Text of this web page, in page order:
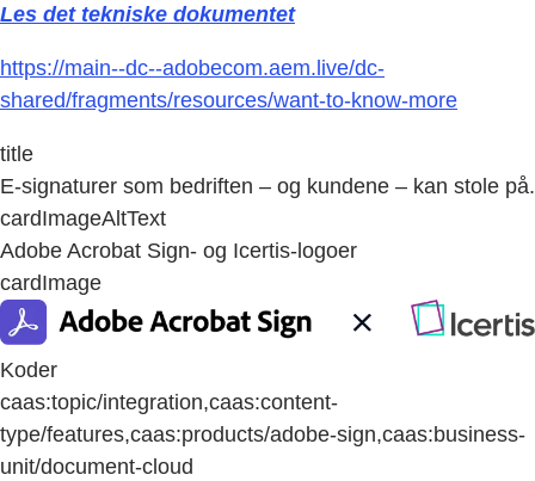
Les det tekniske dokumentet
https://main--dc--adobecom.aem.live/dc-
shared/fragments/resources/want-to-know-more
title
E-signaturer som bedriften – og kundene – kan stole på.
cardImageAltText
Adobe Acrobat Sign- og Icertis-logoer
cardImage
Koder
caas:topic/integration,caas:content-
type/features,caas:products/adobe-sign,caas:business-
unit/document-cloud